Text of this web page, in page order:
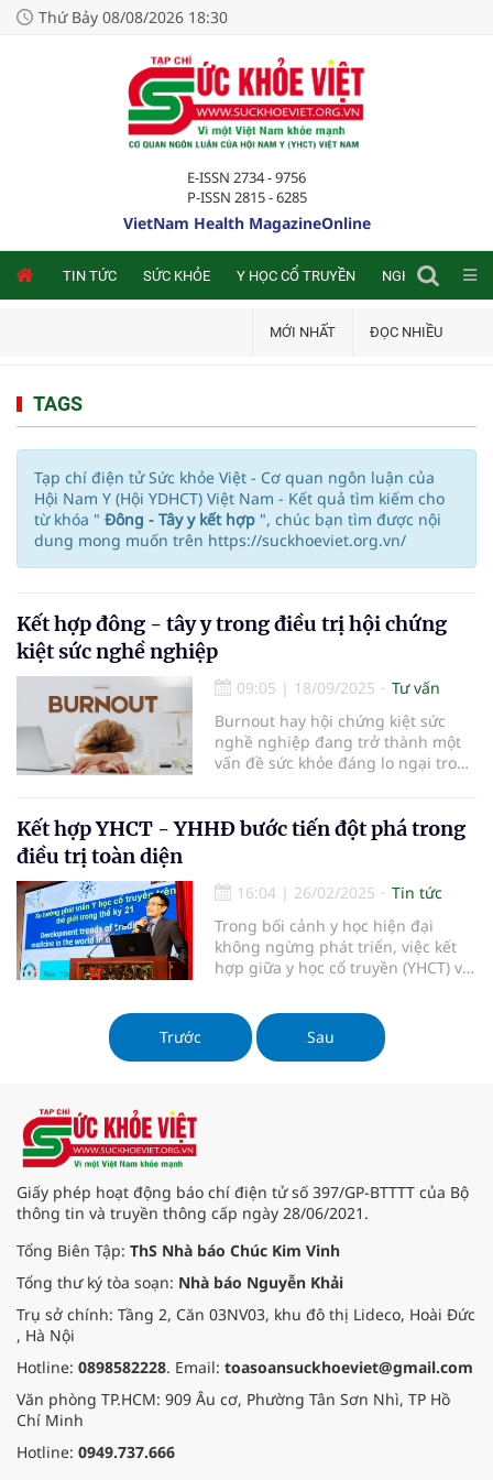
Thứ Bảy 08/08/2026 18:30
E-ISSN 2734 - 9756
P-ISSN 2815 - 6285
VietNam Health MagazineOnline
TIN TỨC SỨC KHỎE Y HỌC CỔ TRUYỀN NGHIÊN CỨU
MỚI NHẤT ĐỌC NHIỀU
TAGS
Tạp chí điện tử Sức khỏe Việt - Cơ quan ngôn luận của
Hội Nam Y (Hội YDHCT) Việt Nam - Kết quả tìm kiếm cho
từ khóa " Đông - Tây y kết hợp ", chúc bạn tìm được nội
dung mong muốn trên https://suckhoeviet.org.vn/
Kết hợp đông - tây y trong điều trị hội chứng
kiệt sức nghề nghiệp
09:05 | 18/09/2025
Tư vấn
Burnout hay hội chứng kiệt sức
nghề nghiệp đang trở thành một
vấn đề sức khỏe đáng lo ngại trong
Kết hợp YHCT - YHHĐ bước tiến đột phá trong
điều trị toàn diện
16:04 | 26/02/2025
Tin tức
Trong bối cảnh y học hiện đại
không ngừng phát triển, việc kết
hợp giữa y học cổ truyền (YHCT) và
một trang mới trong hành trình
chăm sóc sức khỏe. Hành trình này
không chỉ mang lại hiệu quả tối ưu
Trước Sau
Giấy phép hoạt động báo chí điện tử số 397/GP-BTTTT của Bộ
thông tin và truyền thông cấp ngày 28/06/2021.
Tổng Biên Tập: ThS Nhà báo Chúc Kim Vinh
Tổng thư ký tòa soạn: Nhà báo Nguyễn Khải
Trụ sở chính: Tầng 2, Căn 03NV03, khu đô thị Lideco, Hoài Đức
, Hà Nội
Hotline: 0898582228. Email: toasoansuckhoeviet@gmail.com
Văn phòng TP.HCM: 909 Âu cơ, Phường Tân Sơn Nhì, TP Hồ
Chí Minh
Hotline: 0949.737.666